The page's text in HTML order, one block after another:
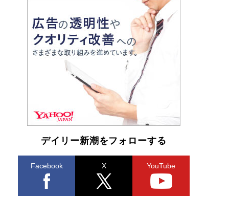
デイリー新潮をフォローする
Facebook X YouTube